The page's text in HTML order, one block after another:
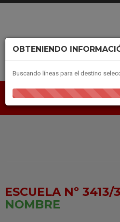
ESCUELA Nº 3413/
NOMBRE
OBTENIENDO
Buscando líneas para el destino